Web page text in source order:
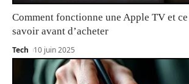
Comment fonctionne une Apple TV et
savoir avant d’acheter
Tech 10 juin 2025